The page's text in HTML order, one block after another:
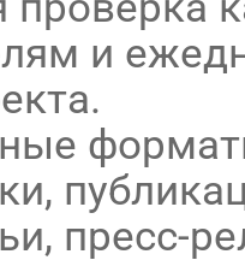
и
пресс-